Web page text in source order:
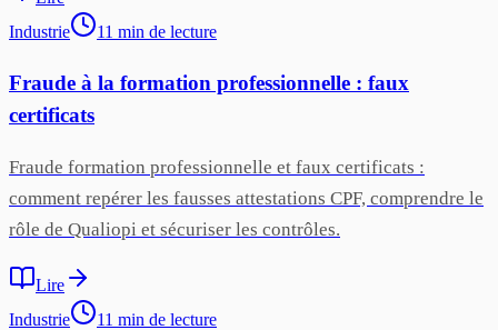
Industrie
11 min de lecture
Fraude à la formation professionnelle : faux
certificats
Fraude formation professionnelle et faux certificats :
comment repérer les fausses attestations CPF, comprendre le
rôle de Qualiopi et sécuriser les contrôles.
Lire
Industrie
11 min de lecture